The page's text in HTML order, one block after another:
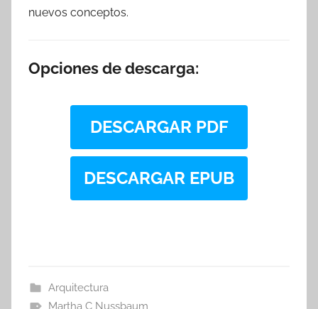
nuevos conceptos.
Opciones de descarga:
DESCARGAR PDF
DESCARGAR EPUB
Arquitectura
Martha C Nussbaum